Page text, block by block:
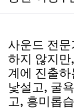
사운드 전문
하지 않지
계에 진출
낯설고, 굴
고, 흥미롭